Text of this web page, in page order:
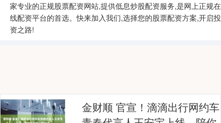
家专业的正规股票配资网站,提供低息炒股配资服务,是网上正规在
线配资平台的首选。快来加入我们,选择您的股票配资方案,开启投
资之路!
金财顺 官宣！滴滴出行网约车